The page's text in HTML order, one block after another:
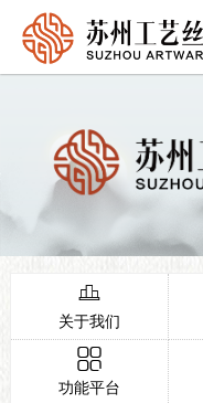

关于我们

功能平台